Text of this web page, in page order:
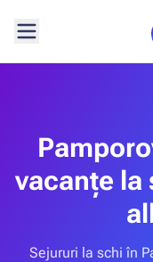
vacanțe la
Sejururi la schi în